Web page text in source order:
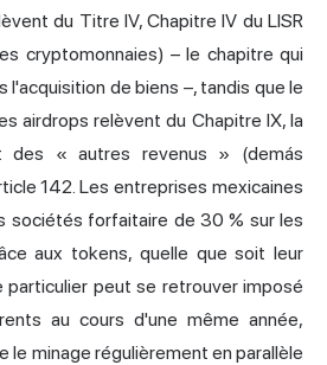
du Titre IV, Chapitre IV du LISR
cryptomonnaies) – le chapitre qui
de biens –, tandis que le
airdrops relèvent du Chapitre IX, la
des « autres revenus » (demás
142. Les entreprises mexicaines
sociétés forfaitaire de 30 % sur les
aux tokens, quelle que soit leur
particulier peut se retrouver imposé
au cours d'une même année,
le minage régulièrement en parallèle